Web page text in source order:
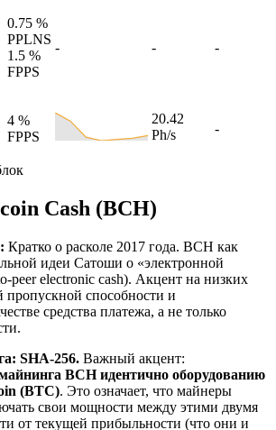
0.75 %
PPLNS
1.5 %
FPPS
- - -
4 %
FPPS
20.42
Ph/s
-
Cash (BCH)
Кратко о расколе 2017 года. BCH как
идеи Сатоши о «электронной
peer electronic cash). Акцент на низких
пропускной способности и
средства платежа, а не только
SHA-256. Важный акцент:
BCH идентично оборудованию
(BTC). Это означает, что майнеры
свои мощности между этими двумя
от текущей прибыльности (что они и